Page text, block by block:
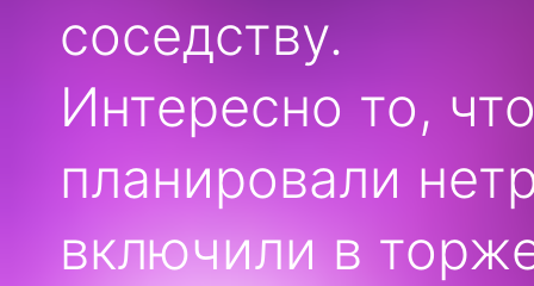
соседству.
Интересно то,
планировали
включили в